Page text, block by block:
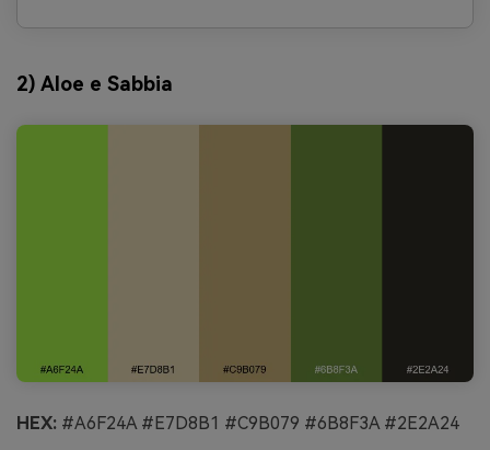
2) Aloe e Sabbia
HEX: #A6F24A #E7D8B1 #C9B079 #6B8F3A #2E2A24